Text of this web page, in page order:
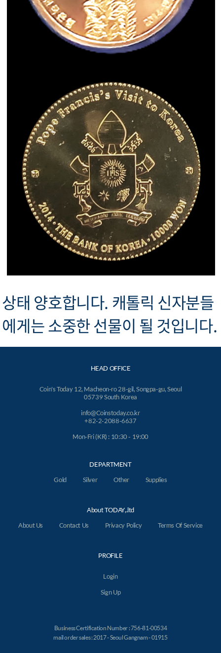
상태 양호합니다. 캐톨릭 신자분들
에게는 소중한 선물이 될 것입니다.
HEAD OFFICE
Coin's Today 12, Macheon-ro 28-gil, Songpa-gu, Seoul
05739 South Korea
info@Coinstoday.co.kr
+82-2-2088-6637
Mon-Fri (KR) : 10:30 - 19:00
DEPARTMENT
Gold
Silver Other Supplies
About TODAY,.ltd
About Us
Contact Us Privacy Policy Terms Of Service
PROFILE
Login
Sign Up
Business Certification Number : 756-81-00534
mail order sales : 2017 - Seoul Gangnam - 01915